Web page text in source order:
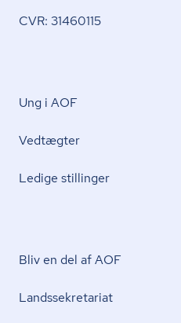
CVR: 31460115
Ung i AOF
Vedtægter
Ledige stillinger
Bliv en del af AOF
Lands­se­kre­ta­ri­at